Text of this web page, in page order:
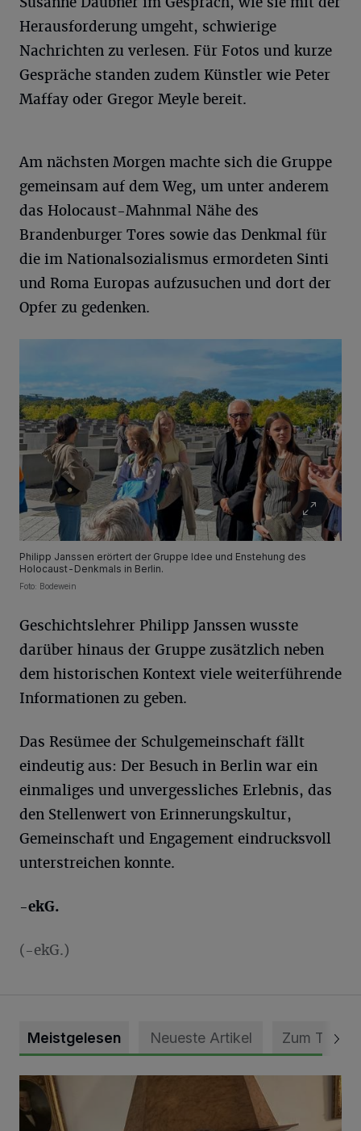
Herausforderung umgeht, schwierige
Nachrichten zu verlesen. Für Fotos und kurze
Gespräche standen zudem Künstler wie Peter
Maffay oder Gregor Meyle bereit.
Am nächsten Morgen machte sich die Gruppe
gemeinsam auf dem Weg, um unter anderem
das Holocaust-Mahnmal Nähe des
Brandenburger Tores sowie das Denkmal für
die im Nationalsozialismus ermordeten Sinti
und Roma Europas aufzusuchen und dort der
Opfer zu gedenken.
Philipp Janssen erörtert der Gruppe Idee und Enstehung des
Holocaust-Denkmals in Berlin.
Foto: Bodewein
Geschichtslehrer Philipp Janssen wusste
darüber hinaus der Gruppe zusätzlich neben
dem historischen Kontext viele weiterführende
Informationen zu geben.
Das Resümee der Schulgemeinschaft fällt
eindeutig aus: Der Besuch in Berlin war ein
einmaliges und unvergessliches Erlebnis, das
den Stellenwert von Erinnerungskultur,
Gemeinschaft und Engagement eindrucksvoll
unterstreichen konnte.
-ekG.
(-ekG.)
Meistgelesen Neueste Artikel Zum Thema
„Loss dir nix jefalle“ in 7 Tage 1 Song